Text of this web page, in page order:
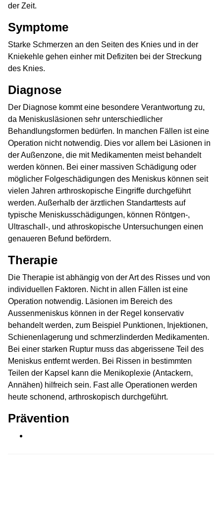
der Zeit.
Symptome
Starke Schmerzen an den Seiten des Knies und in der
Kniekehle gehen einher mit Defiziten bei der Streckung
des Knies.
Diagnose
Der Diagnose kommt eine besondere Verantwortung zu,
da Meniskusläsionen sehr unterschiedlicher
Behandlungsformen bedürfen. In manchen Fällen ist eine
Operation nicht notwendig. Dies vor allem bei Läsionen in
der Außenzone, die mit Medikamenten meist behandelt
werden können. Bei einer massiven Schädigung oder
möglicher Folgeschädigungen des Meniskus können seit
vielen Jahren arthroskopische Eingriffe durchgeführt
werden. Außerhalb der ärztlichen Standarttests auf
typische Meniskusschädigungen, können Röntgen-,
Ultraschall-, und athroskopische Untersuchungen einen
genaueren Befund befördern.
Therapie
Die Therapie ist abhängig von der Art des Risses und von
individuellen Faktoren. Nicht in allen Fällen ist eine
Operation notwendig. Läsionen im Bereich des
Aussenmeniskus können in der Regel konservativ
behandelt werden, zum Beispiel Punktionen, Injektionen,
Schienenlagerung und schmerzlinderden Medikamenten.
Bei einer starken Ruptur muss das abgerissene Teil des
Meniskus entfernt werden. Bei Rissen in bestimmten
Teilen der Kapsel kann die Menikoplexie (Antackern,
Annähen) hilfreich sein. Fast alle Operationen werden
heute schonend, arthroskopisch durchgeführt.
Prävention